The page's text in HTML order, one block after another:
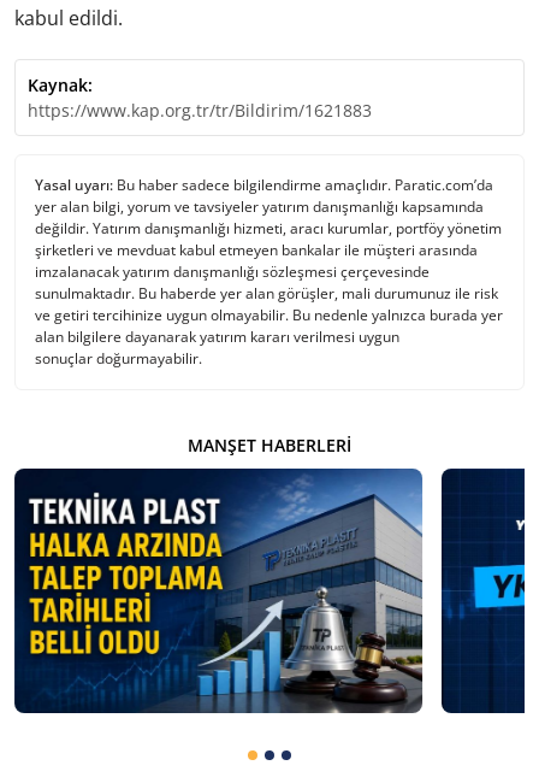
kabul edildi.
Kaynak:
https://www.kap.org.tr/tr/Bildirim/1621883
Yasal uyarı: Bu haber sadece bilgilendirme amaçlıdır. Paratic.com’da
yer alan bilgi, yorum ve tavsiyeler yatırım danışmanlığı kapsamında
değildir. Yatırım danışmanlığı hizmeti, aracı kurumlar, portföy yönetim
şirketleri ve mevduat kabul etmeyen bankalar ile müşteri arasında
imzalanacak yatırım danışmanlığı sözleşmesi çerçevesinde
sunulmaktadır. Bu haberde yer alan görüşler, mali durumunuz ile risk
ve getiri tercihinize uygun olmayabilir. Bu nedenle yalnızca burada yer
alan bilgilere dayanarak yatırım kararı verilmesi uygun
sonuçlar doğurmayabilir.
MANŞET HABERLERI